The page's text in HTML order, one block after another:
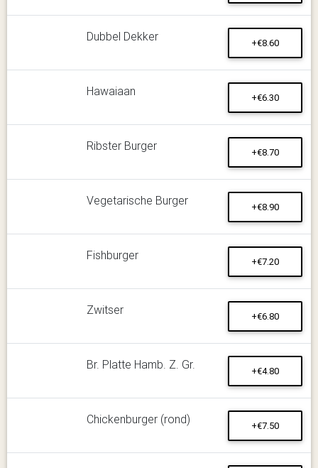
Dubbel Dekker +€8.60
Hawaiaan +€6.30
Ribster Burger +€8.70
Vegetarische Burger +€8.90
Fishburger +€7.20
Zwitser +€6.80
Br. Platte Hamb. Z. Gr. +€4.80
Chickenburger (rond) +€7.50